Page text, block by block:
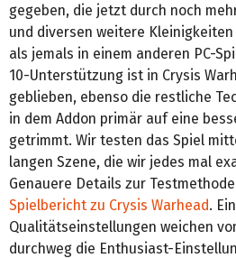
gegeben, die jetzt durch noch
und diversen weitere
als jemals in einem anderen PC-
10-Unterstützung ist in Crysis
geblieben, ebenso die restliche
in dem Addon primär auf eine
getrimmt. Wir testen das Spiel
langen Szene, die wir jedes mal
Genauere Details zur
Spielbericht zu Crysis Warhead.
Qualitätseinstellungen weichen
durchweg die Enthusiast-